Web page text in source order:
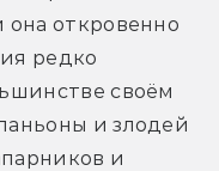
она откровенно
редко
своём
и злодей
и